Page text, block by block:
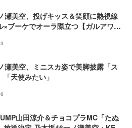
瀬美空、投げキッス＆笑顔に熱視線
×ブーケでオーラ際立つ【ガルアワ
瀬美空、ミニスカ姿で美脚披露「ス
天使みたい」
山田涼介＆チョコプラMC「たぬ